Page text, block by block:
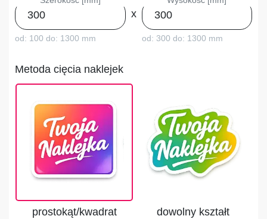
od: 100 do: 1300 mm
x
od: 300 do: 1300 mm
Metoda cięcia naklejek
prostokąt/kwadrat dowolny kształt